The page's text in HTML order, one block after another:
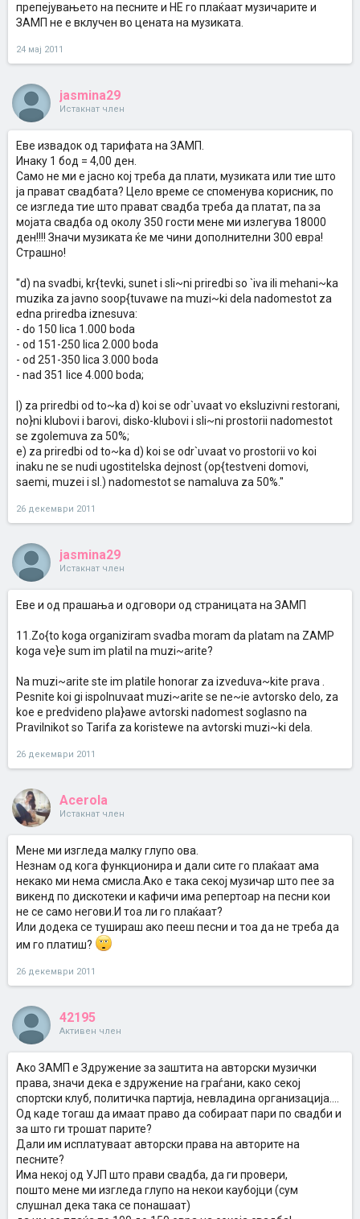
препејувањето на песните и НЕ го плаќаат музичарите и
ЗАМП не е вклучен во цената на музиката.
24 мај 2011
jasmina29
Истакнат член
Еве извадок од тарифата на ЗАМП.
Инаку 1 бод = 4,00 ден.
Само не ми е јасно кој треба да плати, музиката или тие што
ја прават свадбата? Цело време се споменува корисник, по
се изгледа тие што прават свадба треба да платат, па за
мојата свадба од околу 350 гости мене ми излегува 18000
ден!!!! Значи музиката ќе ме чини дополнителни 300 евра!
Страшно!
"d) na svadbi, kr{tevki, sunet i sli~ni priredbi so `iva ili mehani~ka
muzika za javno soop{tuvawe na muzi~ki dela nadomestot za
edna priredba iznesuva:
- do 150 lica 1.000 boda
- od 151-250 lica 2.000 boda
- od 251-350 lica 3.000 boda
- nad 351 lice 4.000 boda;
|) za priredbi od to~ka d) koi se odr`uvaat vo eksluzivni restorani,
no}ni klubovi i barovi, disko-klubovi i sli~ni prostorii nadomestot
se zgolemuva za 50%;
e) za priredbi od to~ka d) koi se odr`uvaat vo prostorii vo koi
inaku ne se nudi ugostitelska dejnost (op{testveni domovi,
saemi, muzei i sl.) nadomestot se namaluva za 50%."
26 декември 2011
jasmina29
Истакнат член
Еве и од прашања и одговори од страницата на ЗАМП
11.Zo{to koga organiziram svadba moram da platam na ZAMP
koga ve}e sum im platil na muzi~arite?
Na muzi~arite ste im platile honorar za izveduva~kite prava .
Pesnite koi gi ispolnuvaat muzi~arite se ne~ie avtorsko delo, za
koe e predvideno pla}awe avtorski nadomest soglasno na
Pravilnikot so Tarifa za koristewe na avtorski muzi~ki dela.
26 декември 2011
Acerola
Истакнат член
Мене ми изгледа малку глупо ова.
Незнам од кога функционира и дали сите го плаќаат ама
некако ми нема смисла.Ако е така секој музичар што пее за
викенд по дискотеки и кафичи има репертоар на песни кои
не се само негови.И тоа ли го плаќаат?
Или додека се тушираш ако пееш песни и тоа да не треба да
им го платиш?
26 декември 2011
42195
Активен член
Ако ЗАМП е Здружение за заштита на авторски музички
права, значи дека е здружение на граѓани, како секој
спортски клуб, политичка партија, невладина организација....
Од каде тогаш да имаат право да собираат пари по свадби и
за што ги трошат парите?
Дали им исплатуваат авторски права на авторите на
песните?
Има некој од УЈП што прави свадба, да ги провери,
пошто мене ми изгледа глупо на некои каубојци (сум
слушнал дека така се понашаат)